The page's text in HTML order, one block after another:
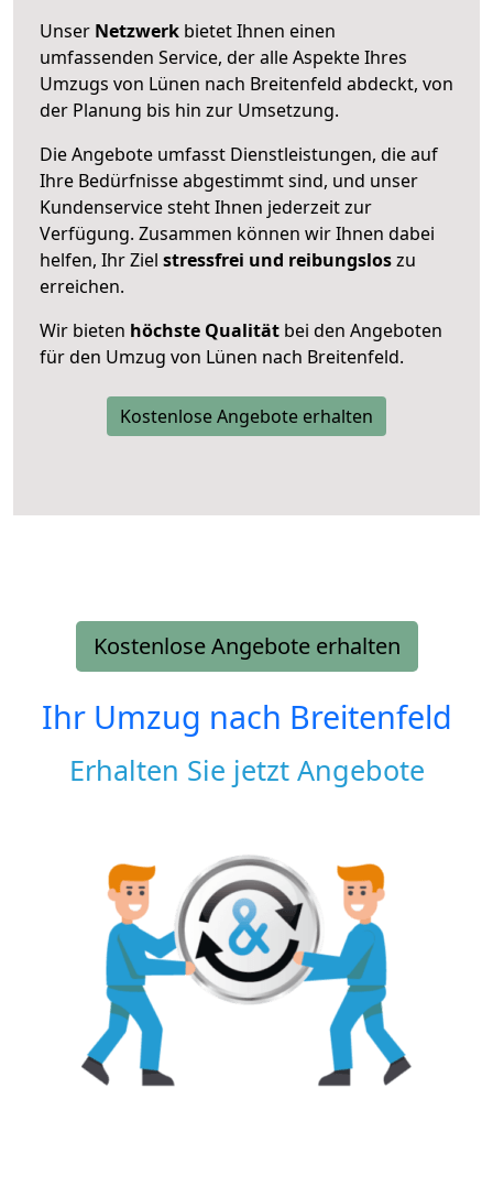
Unser Netzwerk bietet Ihnen einen
umfassenden Service, der alle Aspekte Ihres
Umzugs von Lünen nach Breitenfeld abdeckt, von
der Planung bis hin zur Umsetzung.
Die Angebote umfasst Dienstleistungen, die auf
Ihre Bedürfnisse abgestimmt sind, und unser
Kundenservice steht Ihnen jederzeit zur
Verfügung. Zusammen können wir Ihnen dabei
helfen, Ihr Ziel stressfrei und reibungsloszu
erreichen.
Wir bieten höchste Qualität bei den Angeboten
für den Umzug von Lünen nach Breitenfeld.
Kostenlose Angebote erhalten
Kostenlose Angebote erhalten
Ihr Umzug nach Breitenfeld
Erhalten Sie jetzt Angebote